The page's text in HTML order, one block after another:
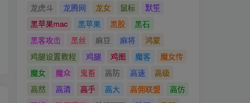
龙虎斗 龙腾网 龙女 鼠标
默笙
黑苹果mac
黑苹果 黑胶
黑石
黑客攻击
黑丝 麻豆 麻将
鸿蒙
鸡腿设置教程
鸡腿 鸡图 魔客
魔女传
魔女
魔众 鬼畜 高防 高速
高级
高然
高清 高手 高大 高佣联盟
高仿